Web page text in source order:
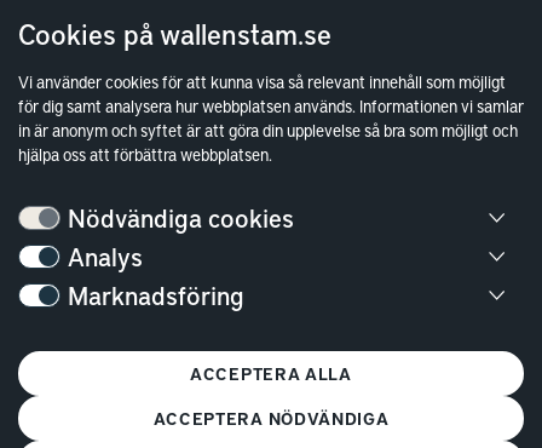
Cookies på wallenstam.se
Vi använder cookies för att kunna visa så relevant innehåll som möjligt
för dig samt analysera hur webbplatsen används. Informationen vi samlar
in är anonym och syftet är att göra din upplevelse så bra som möjligt och
hjälpa oss att förbättra webbplatsen.
Nödvändiga cookies
Analys
Marknadsföring
ACCEPTERA ALLA
ACCEPTERA NÖDVÄNDIGA
Finansiella rapporter
Sök fakturamottagare
Våra fastigheter
Hållbarhet
Kundservice
Stockholm